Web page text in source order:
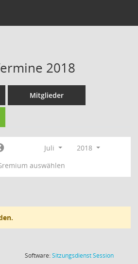
2018
Mitglieder
Juli
2018
auswählen
Software:SitzungsdienstSession(Wird in